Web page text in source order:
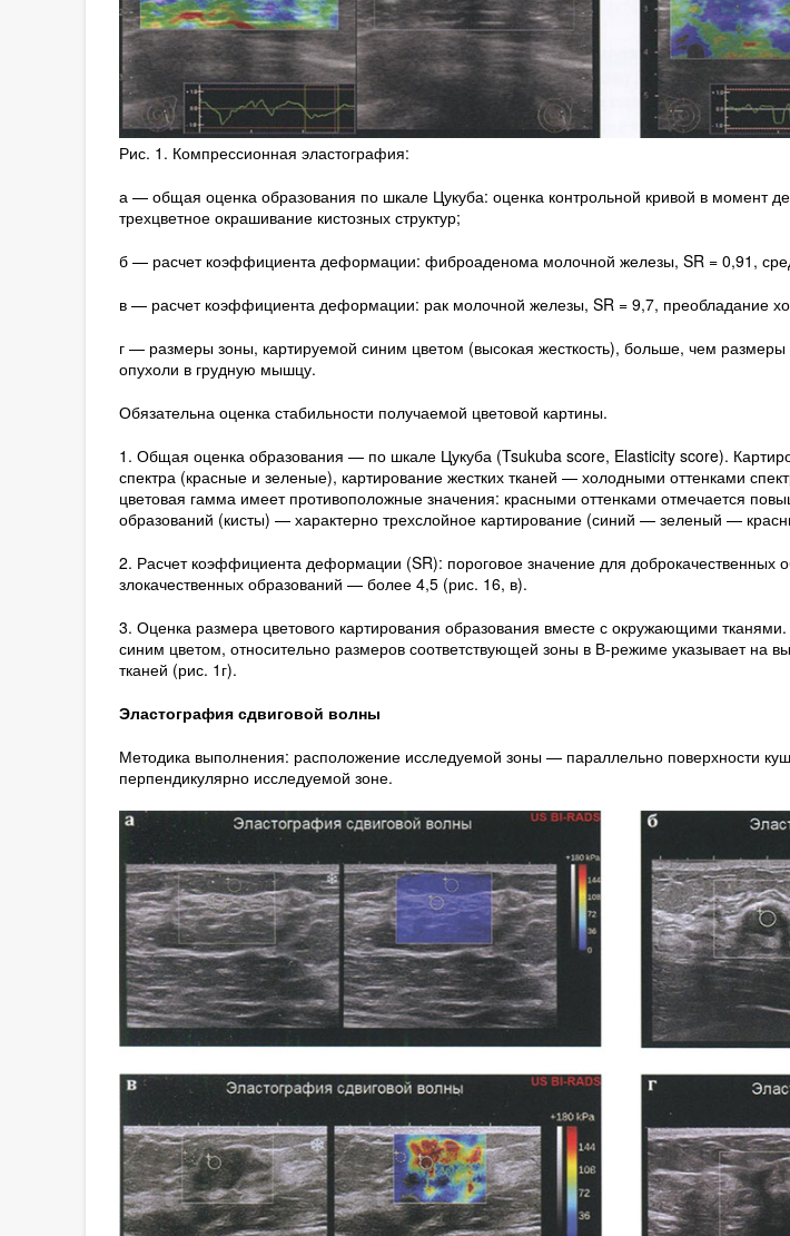
Рис. 1. Компрессионная эластография:
а — общая оценка образования по шкале Цукуба: оценка контрольной кривой в момент
трехцветное окрашивание кистозных структур;
б — расчет коэффициента деформации: фиброаденома молочной железы, SR = 0,91,
в — расчет коэффициента деформации: рак молочной железы, SR = 9,7, преобладание
г — размеры зоны, картируемой синим цветом (высокая жесткость), больше, чем
опухоли в грудную мышцу.
Обязательна оценка стабильности получаемой цветовой картины.
1. Общая оценка образования — по шкале Цукуба (Tsukuba score, Elasticity score).
спектра (красные и зеленые), картирование жестких тканей — холодными оттенками
цветовая гамма имеет противоположные значения: красными оттенками отмечается
образований (кисты) — характерно трехслойное картирование (синий — зеленый —
2. Расчет коэффициента деформации (SR): пороговое значение для доброкачественных
злокачественных образований — более 4,5 (рис. 16, в).
3. Оценка размера цветового картирования образования вместе с окружающими
синим цветом, относительно размеров соответствующей зоны в В-режиме указывает на
тканей (рис. 1г).
Эластография сдвиговой волны
Методика выполнения: расположение исследуемой зоны — параллельно поверхности
перпендикулярно исследуемой зоне.